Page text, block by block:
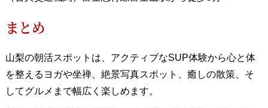
まとめ
山梨の朝活スポットは、アクティブなSUP体験から心と体
を整えるヨガや坐禅、絶景写真スポット、癒しの散策、そ
してグルメまで幅広く楽しめます。